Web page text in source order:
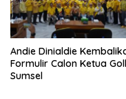
Andie Dinialdie
Formulir Calon Ketua
Sumsel